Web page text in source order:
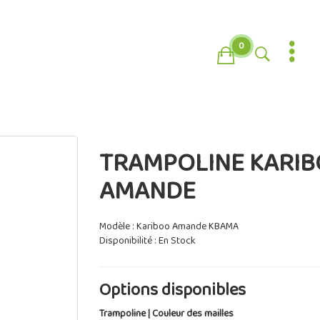
0
TRAMPOLINE
AMANDE
Modèle : Kariboo Amande KBAMA
Disponibilité : En Stock
Options disponibles
Trampoline | Couleur des mailles